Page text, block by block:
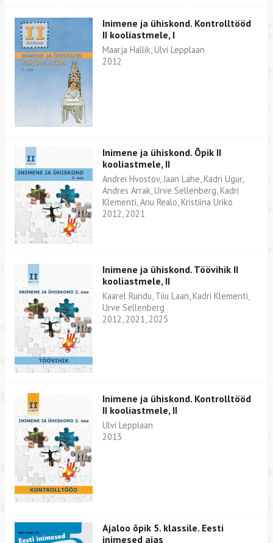
Inimene ja ühiskond. Kontrolltööd
II kooliastmele, I
Maarja Hallik, Ulvi Lepplaan
2012
Inimene ja ühiskond. Õpik II
kooliastmele, II
Andrei Hvostov, Jaan Lahe, Kadri Ugur,
Andres Arrak, Urve Sellenberg, Kadri
Klementi, Anu Realo, Kristiina Uriko
2012, 2021
Inimene ja ühiskond. Töövihik II
kooliastmele, II
Kaarel Rundu, Tiiu Laan, Kadri Klementi,
Urve Sellenberg
2012, 2021, 2025
Inimene ja ühiskond. Kontrolltööd
II kooliastmele, II
Ulvi Lepplaan
2013
Ajaloo õpik 5. klassile. Eesti
inimesed ajas